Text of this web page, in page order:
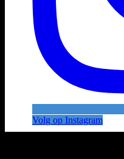
Volg op Instagram